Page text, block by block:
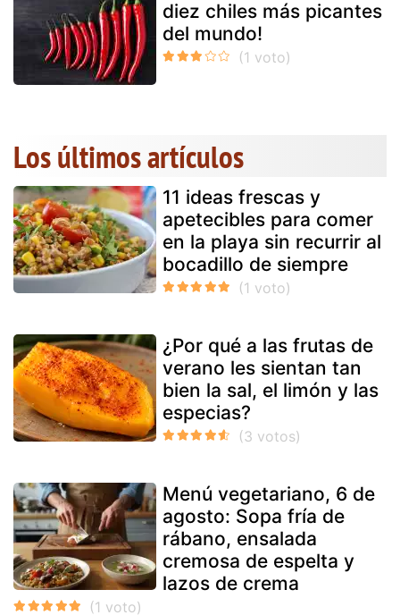
diez chiles más picantes
del mundo!
Los últimos artículos
11 ideas frescas y
apetecibles para comer
en la playa sin recurrir al
bocadillo de siempre
¿Por qué a las frutas de
verano les sientan tan
bien la sal, el limón y las
especias?
Menú vegetariano, 6 de
agosto: Sopa fría de
rábano, ensalada
cremosa de espelta y
lazos de crema